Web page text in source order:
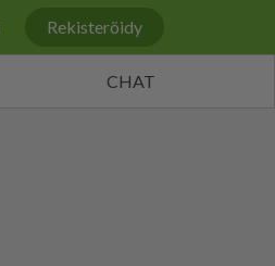
Rekisteröidy
CHAT